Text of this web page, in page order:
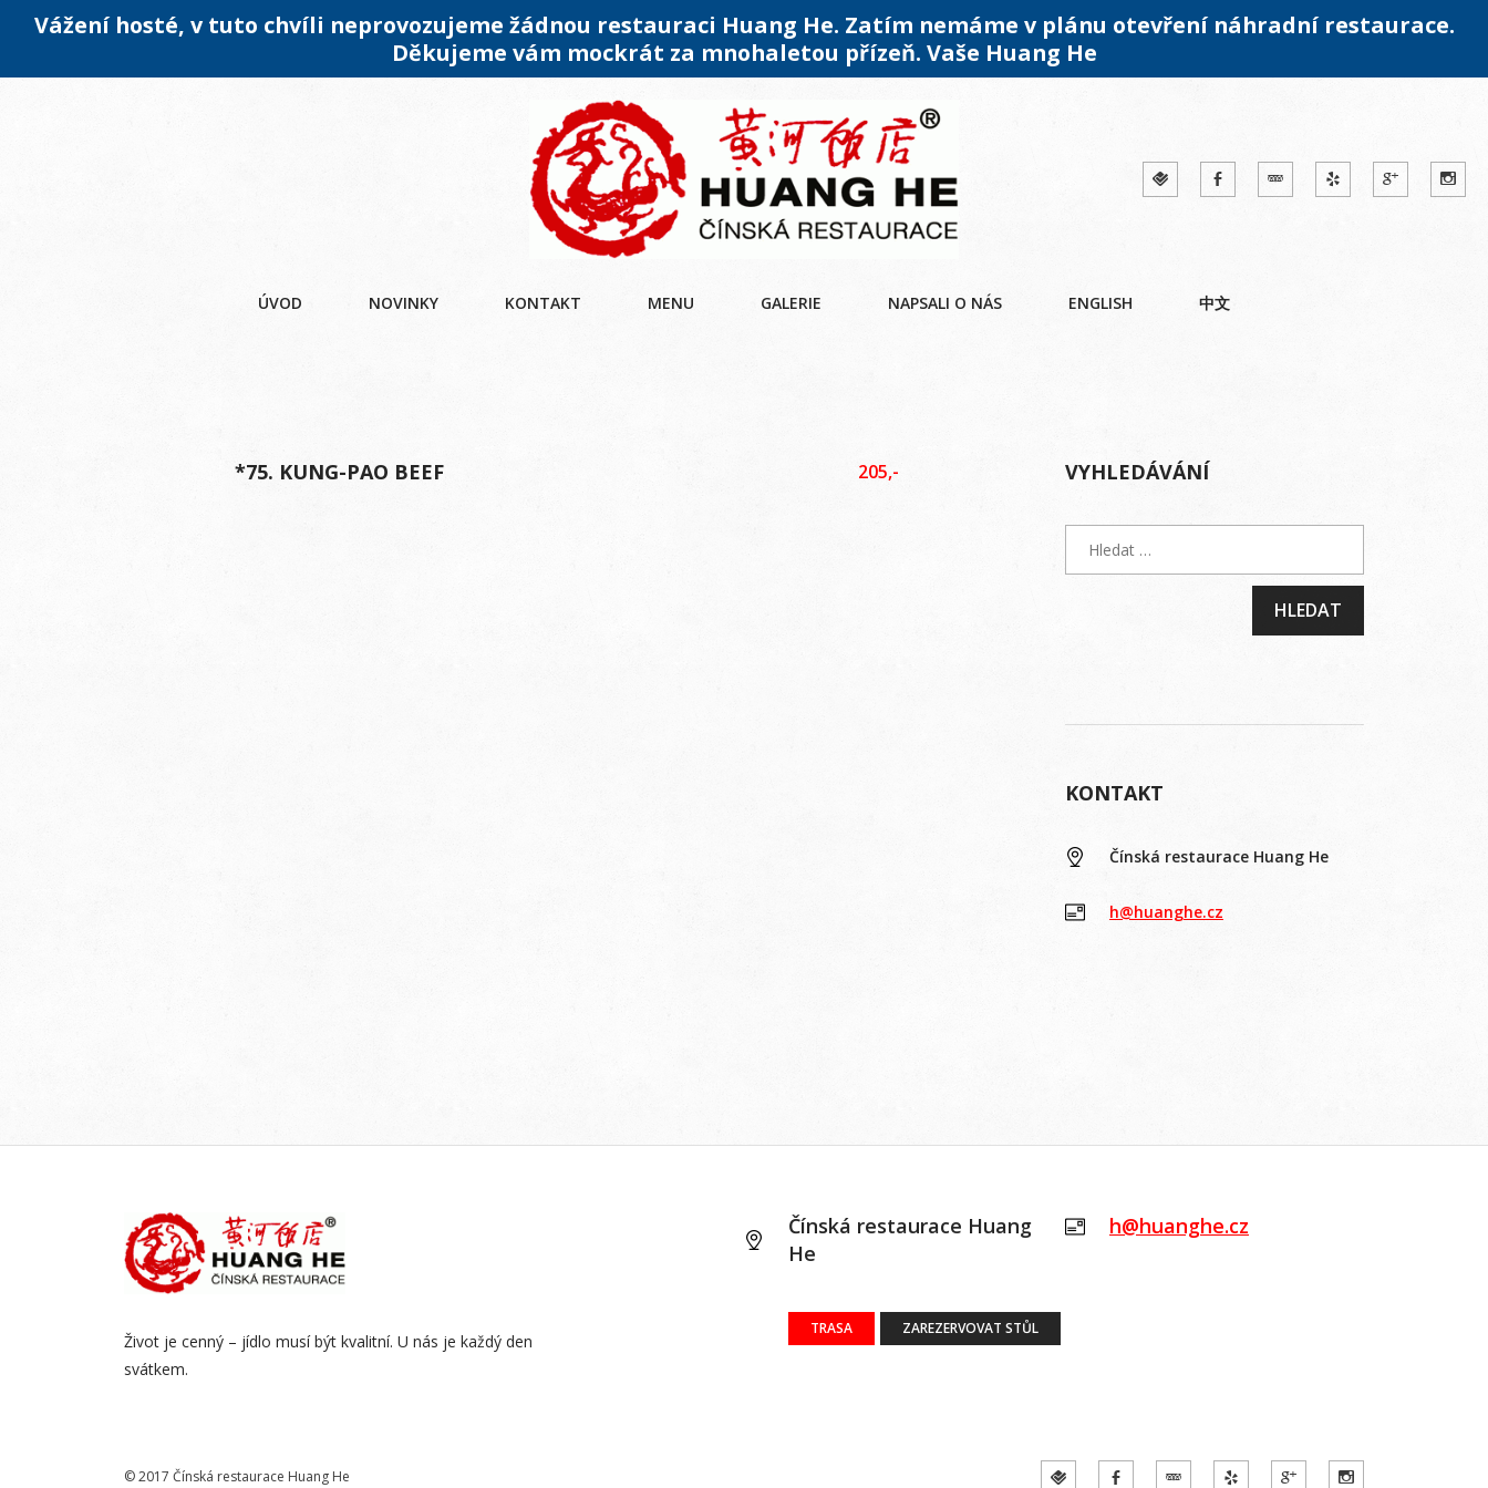
Vážení hosté, v tuto chvíli neprovozujeme žádnou restauraci Huang He. Zatím nemáme v plánu otevření náhradní restaurace.
Děkujeme vám mockrát za mnohaletou přízeň. Vaše Huang He
ÚVOD NOVINKY KONTAKT MENU GALERIE NAPSALI O NÁS ENGLISH 中文
*75. KUNG-PAO BEEF 205,- VYHLEDÁVÁNÍ
KONTAKT
Čínská restaurace Huang He
h@huanghe.cz
Život je cenný – jídlo musí být kvalitní. U nás je každý den
svátkem.
Čínská restaurace Huang
He
h@huanghe.cz
TRASA ZAREZERVOVAT STŮL
© 2017 Čínská restaurace Huang He